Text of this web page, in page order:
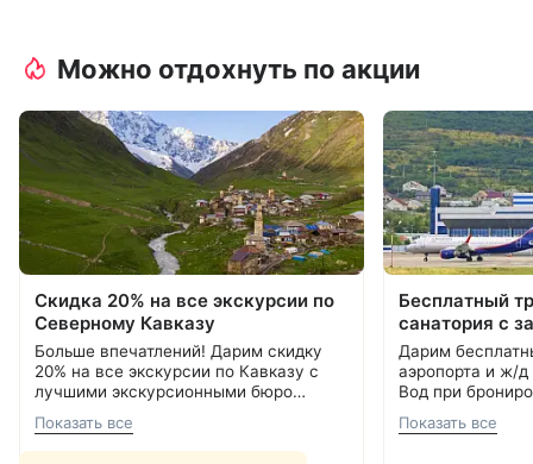
Можно отдохнуть по акции
Скидка 20% на все экскурсии по
Северному Кавказу
Больше впечатлений! Дарим скидку
20% на все экскурсии по Кавказу с
лучшими экскурсионными бюро
Кавминвод. Более 20 направлений и
самые красивые места России.
Прекрасная возможность сэкономить
Подробнее об акции
С теплом и заботой, Курорт26.ру
Показать все
Бесплатный
санатория с
Дарим
аэропорта и ж/
Вод при
000 ₽.
С теплом и
8 800 700-15-77
Показать все